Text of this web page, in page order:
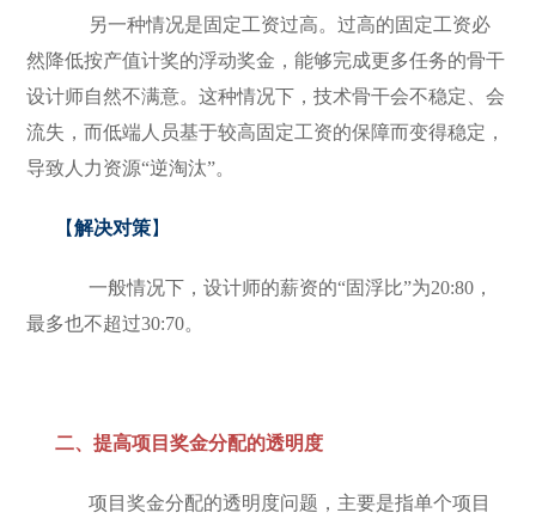
另一种情况是固定工资过高。过高的固定工资必
然降低按产值计奖的浮动奖金，能够完成更多任务的骨干
设计师自然不满意。这种情况下，技术骨干会不稳定、会
流失，而低端人员基于较高固定工资的保障而变得稳定，
导致人力资源“逆淘汰”。
【解决对策】
一般情况下，设计师的薪资的“固浮比”为20:80，
最多也不超过30:70。
二、提高项目奖金分配的透明度
项目奖金分配的透明度问题，主要是指单个项目